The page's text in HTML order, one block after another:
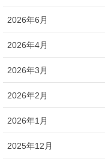
2026年6月
2026年4月
2026年3月
2026年2月
2026年1月
2025年12月